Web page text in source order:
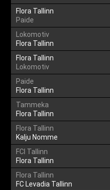
Flora Tallinn
Paide
Lokomotiv
Flora Tallinn
Flora Tallinn
Lokomotiv
Paide
Flora Tallinn
Tammeka
Flora Tallinn
Flora Tallinn
Kalju Nomme
FCI Tallinn
Flora Tallinn
Flora Tallinn
FC Levadia Tallinn